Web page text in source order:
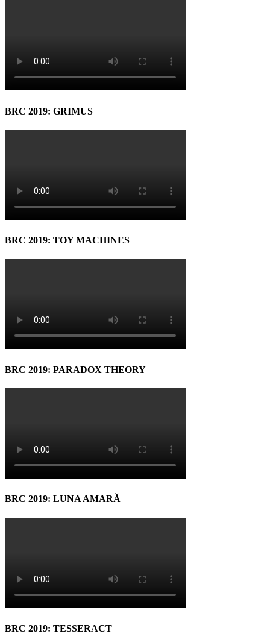
BRC 2019: GRIMUS
BRC 2019: TOY MACHINES
BRC 2019: PARADOX THEORY
BRC 2019: LUNA AMARĂ
BRC 2019: TESSERACT